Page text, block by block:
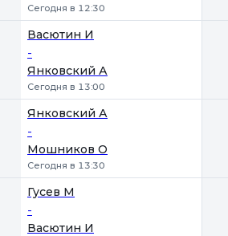
Сегодня в 12:30
Васютин И
-
Янковский А
Сегодня в 13:00
Янковский А
-
Мошников О
Сегодня в 13:30
Гусев М
-
Васютин И